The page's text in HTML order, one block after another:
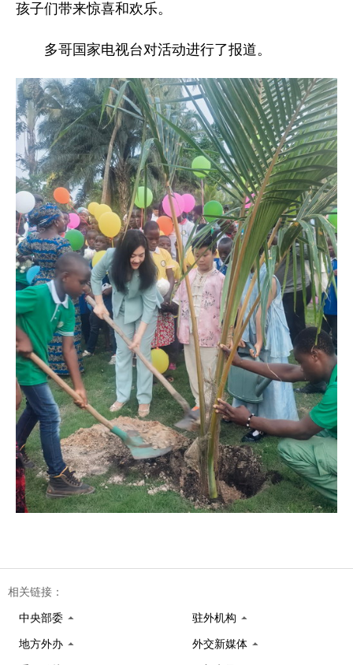
孩子们带来惊喜和欢乐。
多哥国家电视台对活动进行了报道。
相关链接：
中央部委 驻外机构
地方外办 外交新媒体